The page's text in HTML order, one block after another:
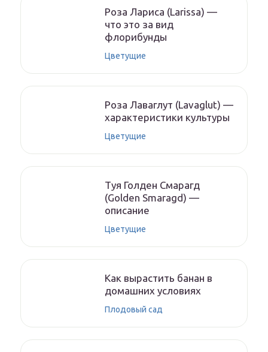
Роза Лариса (Larissa) —
что это за вид
флорибунды
Цветущие
Роза Лаваглут (Lavaglut) —
характеристики культуры
Цветущие
Туя Голден Смарагд
(Golden Smaragd) —
описание
Цветущие
Как вырастить банан в
домашних условиях
Плодовый сад